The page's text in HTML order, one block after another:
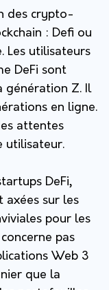
des crypto-
: Defi ou
Les utilisateurs
DeFi sont
génération Z. Il
en ligne.
attentes
utilisateur.
DeFi,
axées sur les
pour les
pas
Web 3
que la